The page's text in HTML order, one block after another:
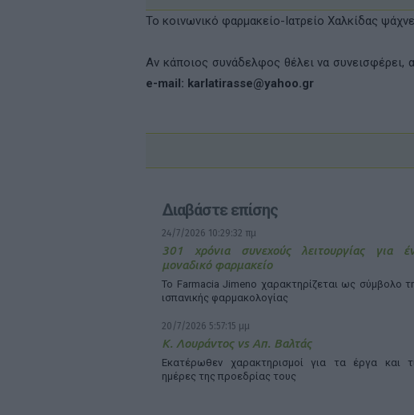
Το κοινωνικό φαρμακείο-Ιατρείο Χαλκίδας
Αν κάποιος συνάδελφος θέλει να συνεισφέρει,
e-mail: karlatirasse@yahoo.gr
Διαβάστε επίσης
24/7/2026 10:29:32 πμ
301 χρόνια συνεχούς λειτουργίας για
μοναδικό φαρμακείο
Το Farmacia Jimeno χαρακτηρίζεται ως σύμβολο
ισπανικής φαρμακολογίας
20/7/2026 5:57:15 μμ
Κ. Λουράντος vs Απ. Βαλτάς
Εκατέρωθεν χαρακτηρισμοί για τα έργα και
ημέρες της προεδρίας τους